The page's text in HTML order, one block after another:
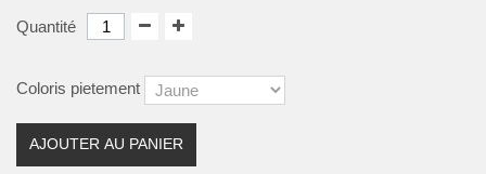
Quantité
Coloris pietement
AJOUTER AU PANIER